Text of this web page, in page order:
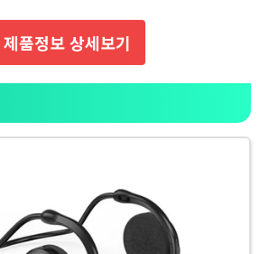
제품정보 상세보기